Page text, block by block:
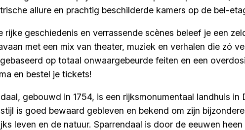
allure en prachtig beschilderde kamers op de bel-
rijke geschiedenis en verrassende scènes beleef je een
met een mix van theater, muziek en verhalen die zó
op totaal onwaargebeurde feiten en een
en bestel je tickets!
gebouwd in 1754, is een rijksmonumentaal landhuis
is goed bewaard gebleven en bekend om zijn
leven en de natuur. Sparrendaal is door de eeuwen